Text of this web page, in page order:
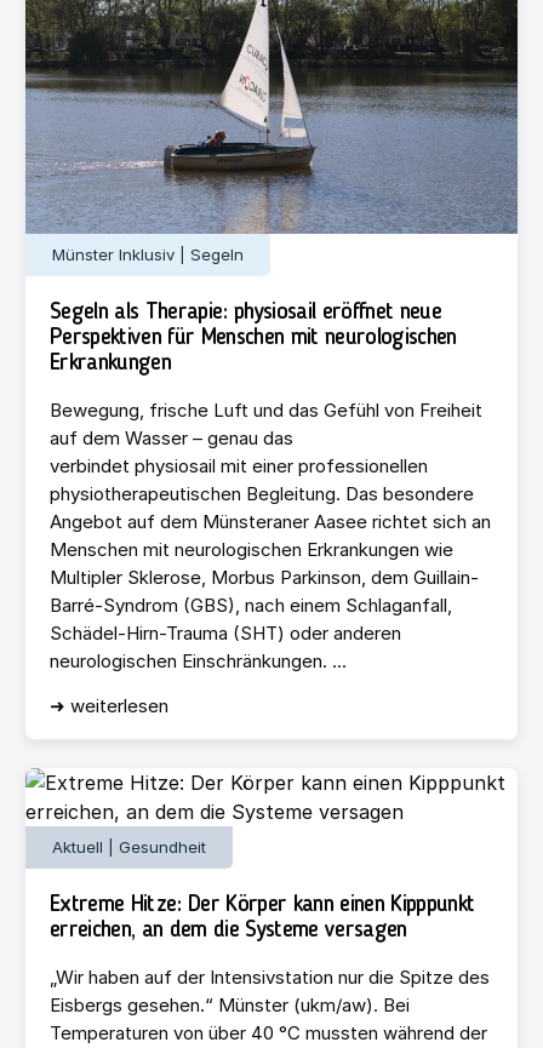
Münster Inklusiv | Segeln
Segeln als Therapie: physiosail eröffnet neue
Perspektiven für Menschen mit neurologischen
Erkrankungen
Bewegung, frische Luft und das Gefühl von Freiheit
auf dem Wasser – genau das
verbindet physiosail mit einer professionellen
physiotherapeutischen Begleitung. Das besondere
Angebot auf dem Münsteraner Aasee richtet sich an
Menschen mit neurologischen Erkrankungen wie
Multipler Sklerose, Morbus Parkinson, dem Guillain-
Barré-Syndrom (GBS), nach einem Schlaganfall,
Schädel-Hirn-Trauma (SHT) oder anderen
neurologischen Einschränkungen. ...
➜ weiterlesen
Aktuell | Gesundheit
Extreme Hitze: Der Körper kann einen Kipppunkt
erreichen, an dem die Systeme versagen
„Wir haben auf der Intensivstation nur die Spitze des
Eisbergs gesehen.“ Münster (ukm/aw). Bei
Temperaturen von über 40 °C mussten während der